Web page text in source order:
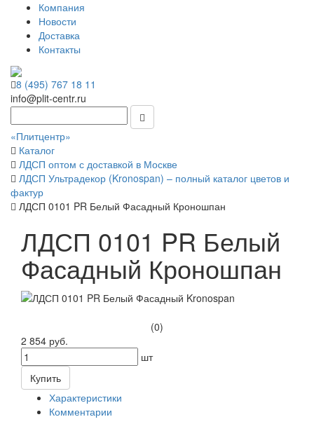
Компания
Новости
Доставка
Контакты
8 (495) 767 18 11
info@plit-centr.ru
«Плитцентр»
Каталог
ЛДСП оптом с доставкой в Москве
ЛДСП Ультрадекор (Kronospan) – полный каталог цветов и
фактур
ЛДСП 0101 PR Белый Фасадный Кроношпан
ЛДСП 0101 PR Белый
Фасадный Кроношпан
(0)
2 854 руб.
шт
Купить
Характеристики
Комментарии